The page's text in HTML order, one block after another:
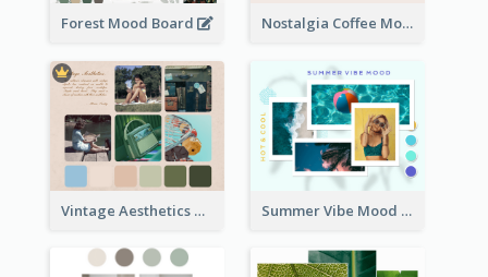
Forest Mood Board Nostalgia Coffee Mood Board
Vintage Aesthetics Mood Board Summer Vibe Mood Board